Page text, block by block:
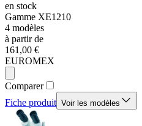
en stock
Gamme XE1210
4 modèles
à partir de
161,00 €
EUROMEX
Comparer
Fiche produit Voir les modèles